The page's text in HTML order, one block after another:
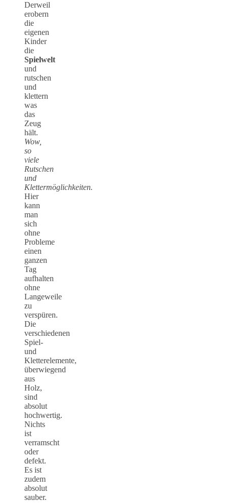
Derweil
erobern
die
eigenen
Kinder
die
Spielwelt
und
rutschen
und
klettern
was
das
Zeug
hält.
Wow,
so
viele
Rutschen
und
Klettermöglichkeiten.
Hier
kann
man
sich
ohne
Probleme
einen
ganzen
Tag
aufhalten
ohne
Langeweile
zu
verspüren.
Die
verschiedenen
Spiel-
und
Kletterelemente,
überwiegend
aus
Holz,
sind
absolut
hochwertig.
Nichts
ist
verramscht
oder
defekt.
Es ist
zudem
absolut
sauber.